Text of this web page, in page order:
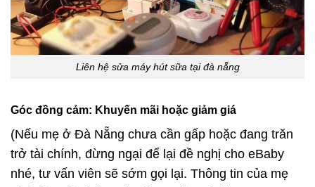
Liên hệ sửa máy hút sữa tại đà nẵng
Góc đồng cảm: Khuyến mãi hoặc giảm giá
(Nếu mẹ ở Đà Nẵng chưa cần gấp hoặc đang trăn
trở tài chính, đừng ngại để lại đề nghị cho eBaby
nhé, tư vấn viên sẽ sớm gọi lại. Thông tin của mẹ